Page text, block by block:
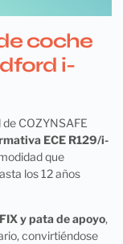
coche
i-
COZYNSAFE
ECE R129/i-
que
los 12 años
y pata de apoyo,
convirtiéndose